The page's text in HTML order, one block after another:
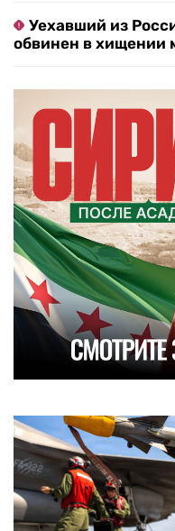
Уехавший из
обвинен в хищении